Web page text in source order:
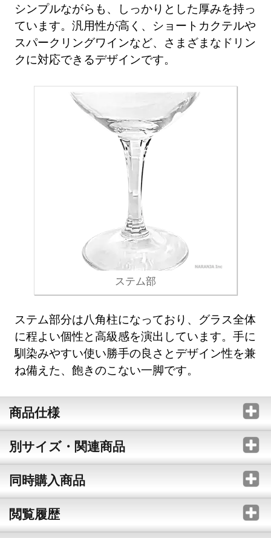
シンプルながらも、しっかりとした厚みを持っ
ています。汎用性が高く、ショートカクテルや
スパークリングワインなど、さまざまなドリン
クに対応できるデザインです。
ステム部
ステム部分は八角柱になっており、グラス全体
に程よい個性と高級感を演出しています。手に
馴染みやすい使い勝手の良さとデザイン性を兼
ね備えた、飽きのこない一脚です。
商品仕様
別サイズ・関連商品
同時購入商品
閲覧履歴